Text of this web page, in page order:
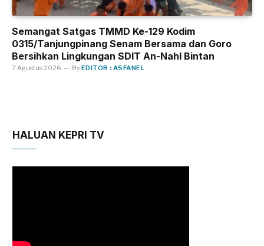
Semangat Satgas TMMD Ke-129 Kodim
0315/Tanjungpinang Senam Bersama dan Goro
Bersihkan Lingkungan SDIT An-Nahl Bintan
7 Agustus 2026 ByEDITOR : ASFANEL
HALUAN KEPRI TV